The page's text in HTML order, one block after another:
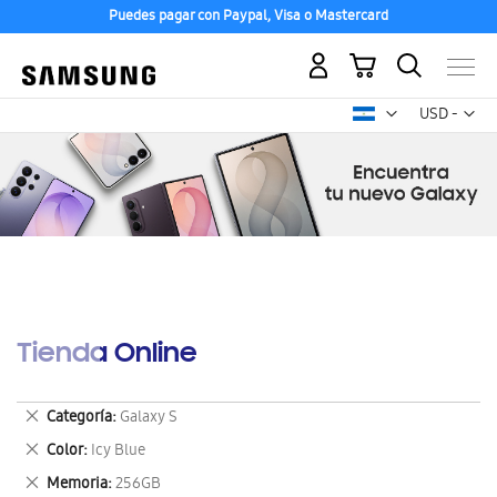
Puedes pagar con Paypal, Visa o Mastercard
USD -
dólar
Mi carrito
Tienda Online
Categoría Galaxy S
Eliminar
este
artículo
Color Icy Blue
Eliminar
este
Memoria 256GB
Eliminar